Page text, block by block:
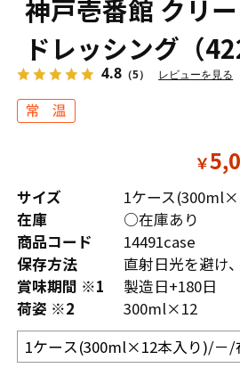
神戸壱番館 クリ
ドレッシング（
4.8 （5） レビューを見る
￥
サイズ 1ケース
商品コード 14491case
在庫 ○在庫あり
保存方法
直射日光を避け
賞味期間 ※1
製造日+180日
荷姿 ※2
300ml×12